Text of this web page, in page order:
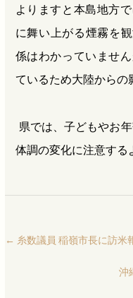
よりますと本島地方
に舞い上がる煙霧を
係はわかっていませ
ているため大陸からの
県では、子どもやお
体調の変化に注意する
← 糸数議員 稲嶺市長に訪米
沖